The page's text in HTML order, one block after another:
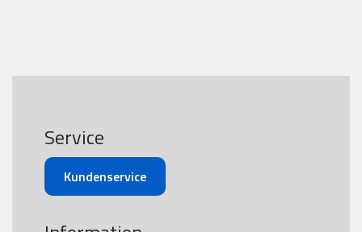
Service
Kundenservice